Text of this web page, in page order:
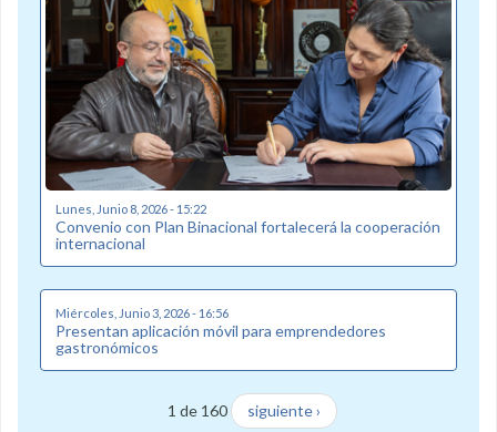
Lunes, Junio 8, 2026 - 15:22
Convenio con Plan Binacional fortalecerá la cooperación
internacional
Miércoles, Junio 3, 2026 - 16:56
Presentan aplicación móvil para emprendedores
gastronómicos
1 de 160 siguiente ›